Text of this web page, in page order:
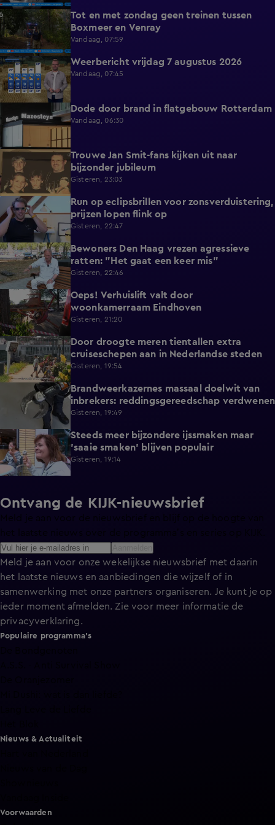
0:36
Tot en met zondag geen treinen tussen
Boxmeer en Venray
Vandaag, 07:59
2:26 Weerbericht vrijdag 7 augustus 2026
Vandaag, 07:45
Dode door brand in flatgebouw Rotterdam
Vandaag, 06:30
1:59
Trouwe Jan Smit-fans kijken uit naar
bijzonder jubileum
Gisteren, 23:03
2:06
Run op eclipsbrillen voor zonsverduistering,
prijzen lopen flink op
Gisteren, 22:47
1:54
Bewoners Den Haag vrezen agressieve
ratten: "Het gaat een keer mis"
Gisteren, 22:46
0:58
Oeps! Verhuislift valt door
woonkamerraam Eindhoven
Gisteren, 21:20
2:11
Door droogte meren tientallen extra
cruiseschepen aan in Nederlandse steden
Gisteren, 19:54
Brandweerkazernes massaal doelwit van
inbrekers: reddingsgereedschap verdwenen
Gisteren, 19:49
1:17
Steeds meer bijzondere ijssmaken maar
'saaie smaken' blijven populair
Gisteren, 19:14
Ontvang de KIJK-nieuwsbrief
Meld je aan voor de nieuwsbrief en blijf op de hoogte van
Meld je aan voor onze wekelijkse nieuwsbrief met daarin
het laatste nieuws en aanbiedingen die wijzelf of in
samenwerking met onze partners organiseren. Je kunt je op
ieder moment afmelden. Zie voor meer informatie de
privacyverklaring.
Populaire programma's
Nieuws & Actualiteit
Voorwaarden